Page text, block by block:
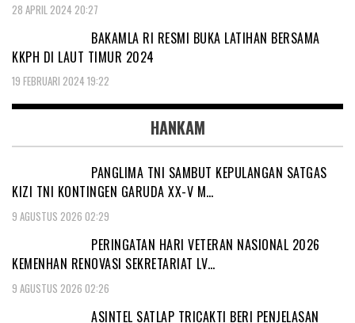
28 APRIL 2024 20:27
BAKAMLA RI RESMI BUKA LATIHAN BERSAMA
KKPH DI LAUT TIMUR 2024
19 FEBRUARI 2024 19:22
HANKAM
PANGLIMA TNI SAMBUT KEPULANGAN SATGAS
KIZI TNI KONTINGEN GARUDA XX-V M…
9 AGUSTUS 2026 02:29
PERINGATAN HARI VETERAN NASIONAL 2026
KEMENHAN RENOVASI SEKRETARIAT LV…
9 AGUSTUS 2026 02:26
ASINTEL SATLAP TRICAKTI BERI PENJELASAN